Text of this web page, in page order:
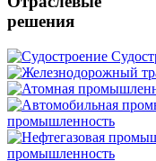
решения
промышленность
промышленность